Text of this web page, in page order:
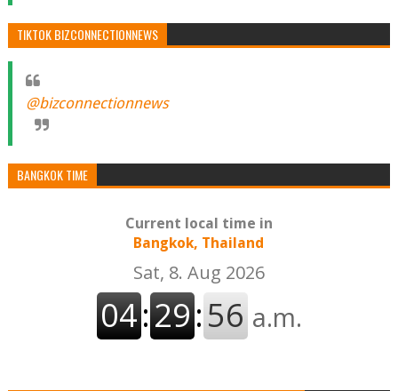
TIKTOK BIZCONNECTIONNEWS
@bizconnectionnews
BANGKOK TIME
Current local time in
Bangkok, Thailand